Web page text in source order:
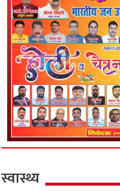
स्वास्थ्य